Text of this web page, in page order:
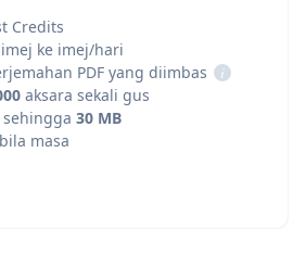
Credits
ke imej/hari
PDF yang diimbas
i
aksara sekali gus
30 MB
masa